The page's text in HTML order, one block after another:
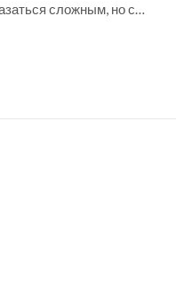
сложным, но с
затрат, от материалов
мы разберемся, какие